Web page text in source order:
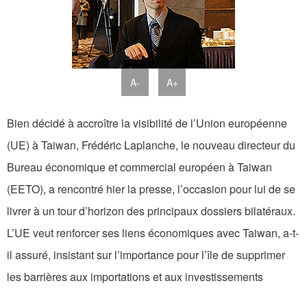
A- A+
Bien décidé à accroître la visibilité de l’Union européenne
(UE) à Taiwan, Frédéric Laplanche, le nouveau directeur du
Bureau économique et commercial européen à Taiwan
(EETO), a rencontré hier la presse, l’occasion pour lui de se
livrer à un tour d’horizon des principaux dossiers bilatéraux.
L’UE veut renforcer ses liens économiques avec Taiwan, a-t-
il assuré, insistant sur l’importance pour l’île de supprimer
les barrières aux importations et aux investissements